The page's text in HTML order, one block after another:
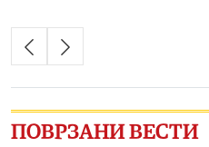
ПОВРЗАНИ ВЕСТИ